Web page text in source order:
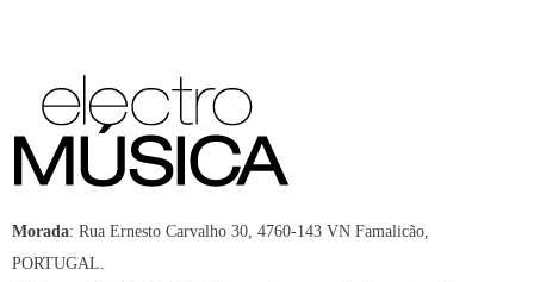
Morada: Rua Ernesto Carvalho 30, 4760-143 VN Famalicão,
PORTUGAL.